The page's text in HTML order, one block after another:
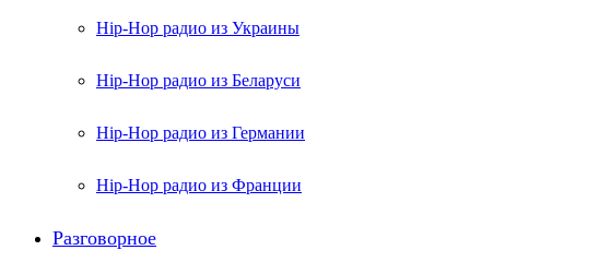
Hip-Hop радио из Украины
Hip-Hop радио из Беларуси
Hip-Hop радио из Германии
Hip-Hop радио из Франции
Разговорное